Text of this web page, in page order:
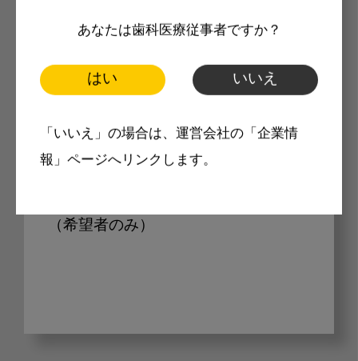
あなたは歯科医療従事者ですか？
はい いいえ
「いいえ」の場合は、運営会社の「企業情
報」ページへリンクします。
製品価格も閲覧可能
最新価格をご確認いただけます。その
他、開業支援コンテンツ、pd専用コン
（希望者のみ）